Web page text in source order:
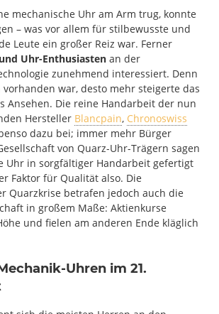
mechanische Uhr am Arm trug, konnte
– was vor allem für stilbewusste und
Leute ein großer Reiz war. Ferner
Uhr-Enthusiasten an der
zunehmend interessiert. Denn
war, desto mehr steigerte das
Ansehen. Die reine Handarbeit der nun
Hersteller Blancpain, Chronoswiss
dazu bei; immer mehr Bürger
von Quarz-Uhr-Trägern sagen
Uhr in sorgfältiger Handarbeit gefertigt
Faktor für Qualität also. Die
Quarzkrise betrafen jedoch auch die
in großem Maße: Aktienkurse
und fielen am anderen Ende kläglich
Uhren im 21.